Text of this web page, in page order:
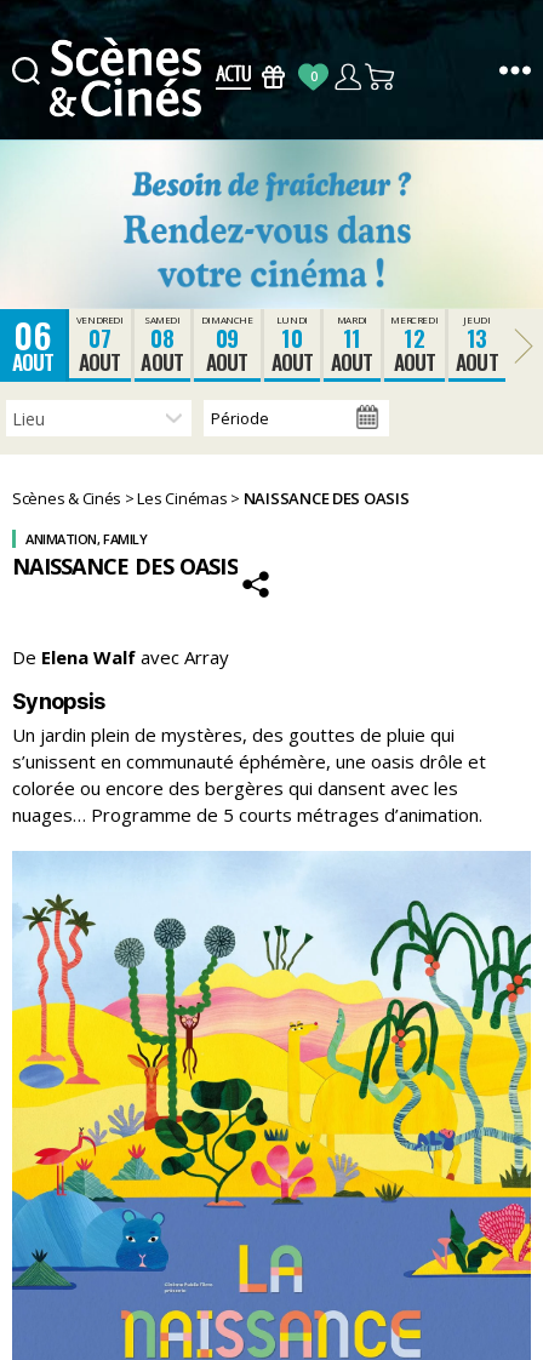
Cinés
0
06
AOUT
VENDREDI
07
AOUT
SAMEDI
08
AOUT
DIMANCHE
09
AOUT
LUNDI
10
AOUT
MARDI
11
AOUT
MERCREDI
12
AOUT
JEUDI
13
AOUT
Scènes & Cinés >Les Cinémas > NAISSANCE DES OASIS
NAISSANCE DES OASIS
ANIMATION, FAMILY
De Elena Walf avec Array
Synopsis
Un jardin plein de mystères, des gouttes de pluie qui
s’unissent en communauté éphémère, une oasis drôle et
colorée ou encore des bergères qui dansent avec les
nuages… Programme de 5 courts métrages d’animation.